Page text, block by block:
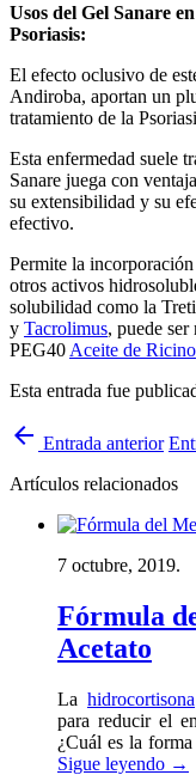
Usos del Gel Sanare
Psoriasis:
El efecto oclusivo de
Andiroba, aportan un
tratamiento de la
Esta enfermedad suele
Sanare juega con
su extensibilidad y su
efectivo.
Permite la
otros activos
solubilidad como la
y Tacrolimus, puede ser
PEG40 Aceite de Ricino
Esta entrada fue
arrow_back Entrada anterior
Artículos relacionados
7 octubre, 2019.
Fórmula
Acetato
La hidrocortisona
para reducir el
¿Cuál es la
Sigue leyendo →